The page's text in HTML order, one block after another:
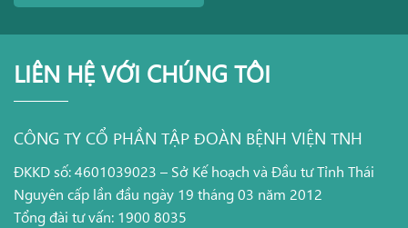
LIÊN HỆ VỚI CHÚNG TÔI
CÔNG TY CỔ PHẦN TẬP ĐOÀN BỆNH VIỆN TNH
ĐKKD số: 4601039023 – Sở Kế hoạch và Đầu tư Tỉnh Thái
Nguyên cấp lần đầu ngày 19 tháng 03 năm 2012
Tổng đài tư vấn: 1900 8035